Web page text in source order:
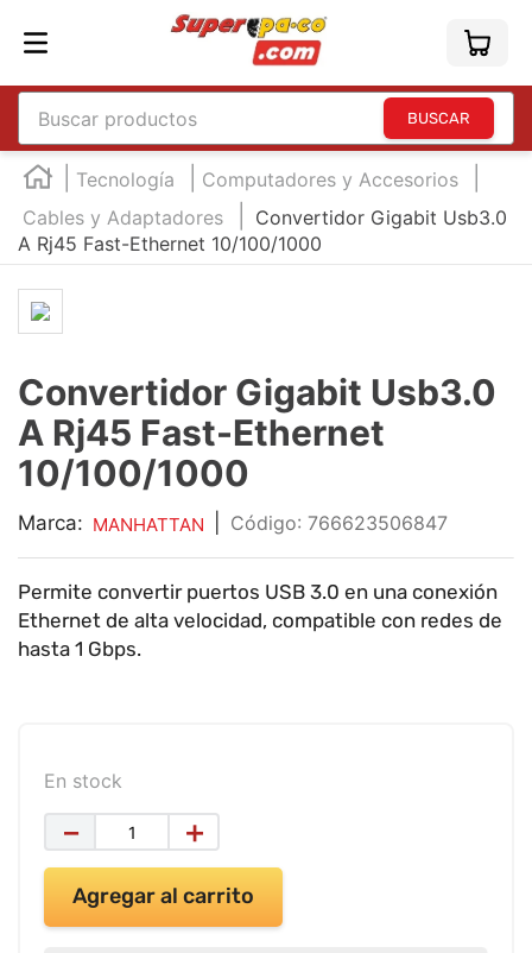
Buscar productos
Tecnología
Computadores y Accesorios
Cables y Adaptadores
Convertidor Gigabit Usb3.0
A Rj45 Fast-Ethernet 10/100/1000
Convertidor Gigabit Usb3.0
A Rj45 Fast-Ethernet
10/100/1000
Marca: MANHATTAN : 766623506847
Permite convertir puertos USB 3.0 en una conexión
Ethernet de alta velocidad, compatible con redes de
hasta 1 Gbps.
En stock
＋
－
Agregar al carrito
TÉRMINOS MÁS BUSCADOS
1.
england
2.
marcador e300
3.
4.
.
marcadores
7.
audifonos
impresora